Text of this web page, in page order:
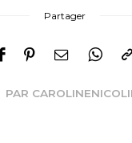
Partager
PAR